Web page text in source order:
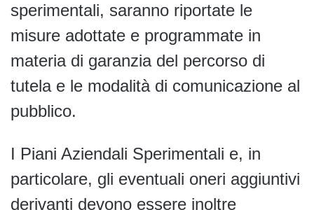
sperimentali, saranno riportate le
misure adottate e programmate in
materia di garanzia del percorso di
tutela e le modalità di comunicazione al
pubblico.
I Piani Aziendali Sperimentali e, in
particolare, gli eventuali oneri aggiuntivi
derivanti devono essere inoltre